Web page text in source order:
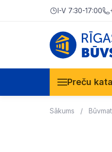
I-V 7:30-17:00
Preču
Sākums